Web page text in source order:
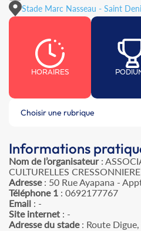
Stade Marc Nasseau - Saint
HORAIRES
Choisir une rubrique
Informations
Nom de l’organisateur:
CULTURELLES CRESSONNIERE
Adresse: 50 Rue Ayapana -
Téléphone 1 : 0692177767
Email : -
Site internet : -
Adresse du stade: Route Digue,